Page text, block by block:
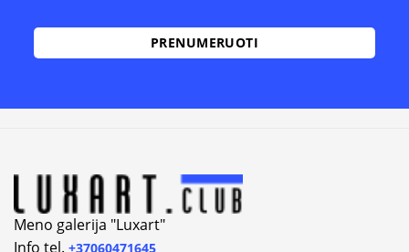
Meno galerija "Luxart"
Info tel. +37060471645